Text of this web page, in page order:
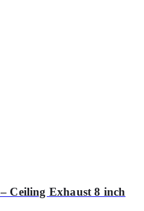
Ceiling Exhaust 8 inch